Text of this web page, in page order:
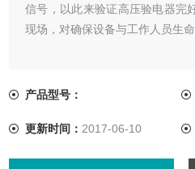
信号，以此来验证高压验电器完
现场，对确保设备与工作人员生
产品型号：
更新时间： 2017-06-10